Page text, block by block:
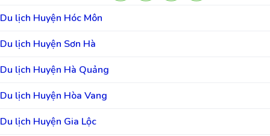
Du lịch Huyện Hóc Môn
Du lịch Huyện Sơn Hà
Du lịch Huyện Hà Quảng
Du lịch Huyện Hòa Vang
Du lịch Huyện Gia Lộc